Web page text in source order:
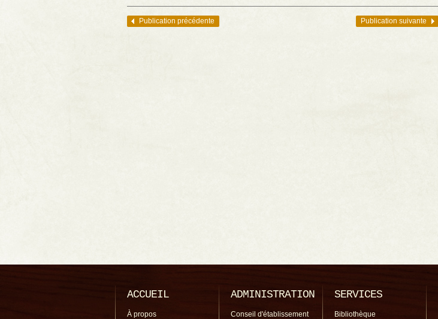
Navigation des articles
Publication précédente Publication suivante
ACCUEIL
À propos
ADMINISTRATION
Conseil d'établissement
SERVICES
Bibliothèque